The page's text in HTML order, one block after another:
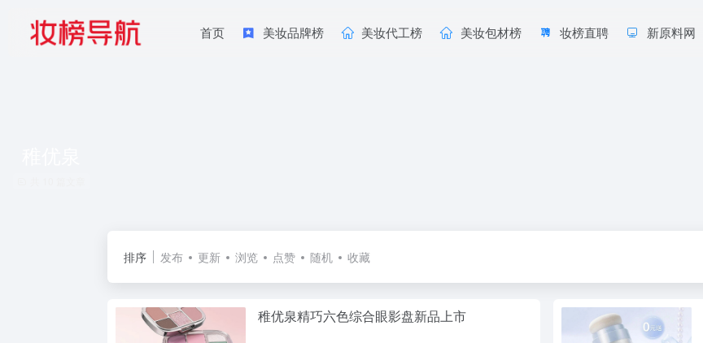
首页 美妆品牌榜 美妆代工榜 美妆包材榜 妆榜直聘 新原料网
排序 发布 更新 浏览 点赞 随机 收藏
稚优泉精巧六色综合眼影盘新品上市